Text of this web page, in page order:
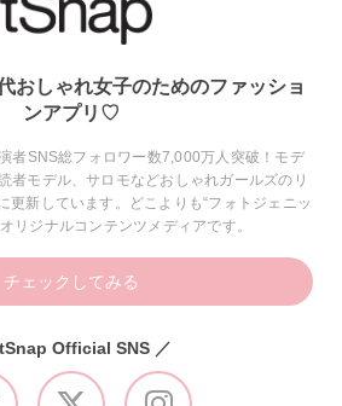
おしゃれ女子のためのファッショ
ンアプリ♡
者SNS総フォロワー数7,000万人突破！モデ
者モデル、サロモなどおしゃれガールズのリ
更新しています。どこよりも“フォトジェニッ
リジナルコンテンツメディアです。
チェックしてみる
Official SNS ／